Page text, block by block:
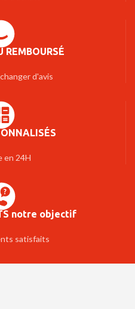
REMBOURSÉ
d'avis
en 24H
notre objectif
satisfaits